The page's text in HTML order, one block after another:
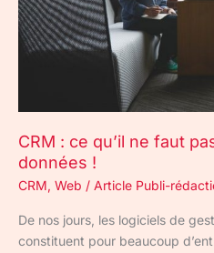
CRM : ce qu’il ne faut
données !
CRM, Web / Article Publi-
De nos jours, les logiciels de
constituent pour beaucoup
faire
avec